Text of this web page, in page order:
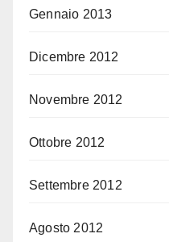
Gennaio 2013
Dicembre 2012
Novembre 2012
Ottobre 2012
Settembre 2012
Agosto 2012